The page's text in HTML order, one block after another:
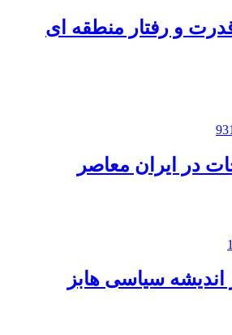
و رفتار منطقه ای
در ایران معاصر
سیاسی هابز